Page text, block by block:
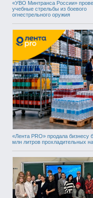
«УВО Минтранса России»
учебные стрельбы из боевого
огнестрельного оружия
«Лента PRO» продала бизнесу
млн литров прохладительных